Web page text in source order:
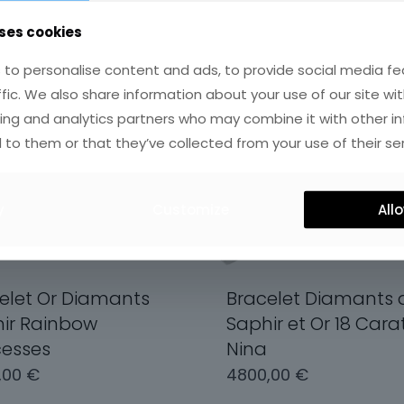
Or Diamants
Rainbow
€
Bracelet Diamants
Saphir et Or 18
Nina
4800,00 €
cookies
to personalise content and ads, to provide social media
We also share information about your use of our site
and analytics partners who may combine it with other
to them or that they’ve collected from your use of their